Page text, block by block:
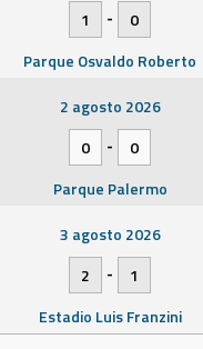
1
-
0
Parque Osvaldo Roberto
2 agosto 2026
0
-
0
Parque Palermo
3 agosto 2026
2
-
1
Estadio Luis Franzini